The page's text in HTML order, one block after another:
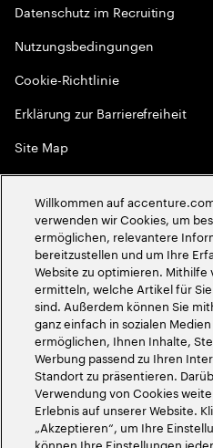
Datenschutz im Recruiting
Nutzungsbedingungen
Cookie-Richtlinie
Erklärung zur Barrierefreiheit
Site Map
Globale Meritokratie
2026Accenture. Alle Rechte
Willkommen auf
verwenden wir Cookies, um
ermöglichen, relevantere
bereitzustellen und um Ihre
Website zu optimieren. Mithilfe
ermitteln, welche Artikel für
sind. Außerdem können Sie
ganz einfach in sozialen
ermöglichen, Ihnen Inhalte,
Werbung passend zu Ihren
Standort zu präsentieren.
Verwendung von Cookies
Erlebnis auf unserer Website.
„Akzeptieren“, um Ihre
können Ihre Einstellungen